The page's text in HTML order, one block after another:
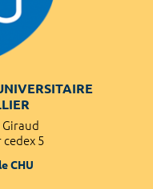
Giraud
5
CHU